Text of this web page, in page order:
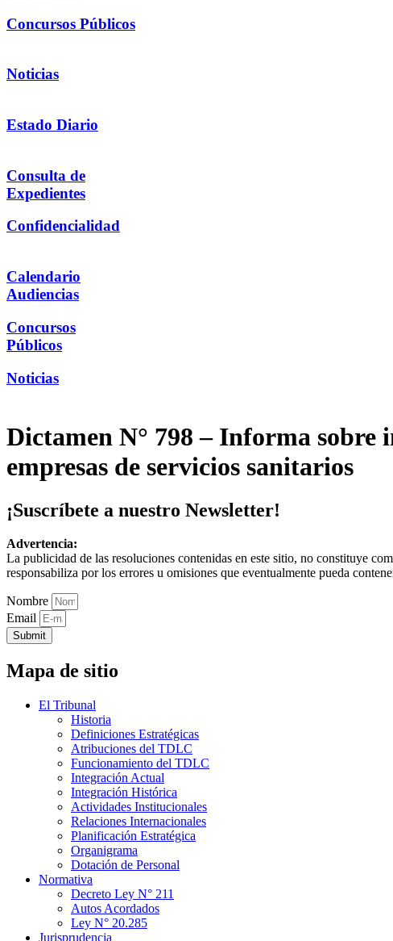
Concursos Públicos
Noticias
Estado Diario
Consulta de
Expedientes
Confidencialidad
Calendario
Audiencias
Concursos
Públicos
Noticias
Dictamen N° 798 – Informa sobre
empresas de servicios sanitarios
¡Suscríbete a nuestro Newsletter!
Advertencia:
La publicidad de las resoluciones contenidas en este sitio, no constituye
responsabiliza por los errores u omisiones que eventualmente pueda
Nombre
Email
Submit
Mapa de sitio
El Tribunal
Historia
Definiciones Estratégicas
Atribuciones del TDLC
Funcionamiento del TDLC
Integración Actual
Integración Histórica
Actividades Institucionales
Relaciones Internacionales
Planificación Estratégica
Organigrama
Dotación de Personal
Normativa
Decreto Ley N° 211
Autos Acordados
Ley N° 20.285
Jurisprudencia